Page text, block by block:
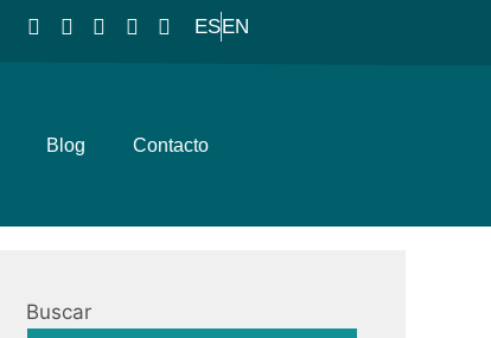
ESEN
Blog Contacto
Buscar